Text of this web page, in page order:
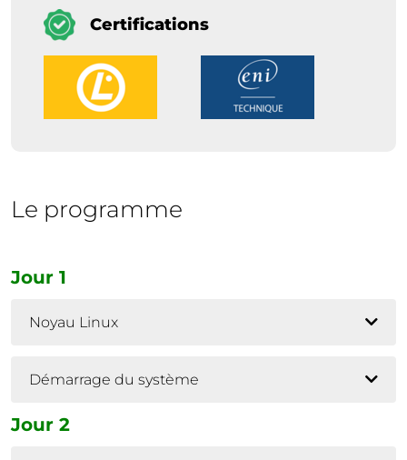
Certifications
Le programme
Jour 1
Noyau Linux
Démarrage du système
Jour 2